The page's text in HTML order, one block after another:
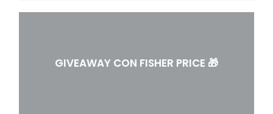
GIVEAWAY CON FISHER PRICE 🎁